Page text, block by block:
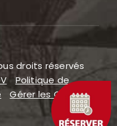
droits réservés
Politique de
Gérer les COOKIES